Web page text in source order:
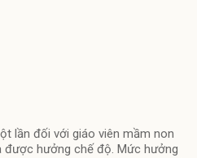
lần đối với giáo viên mầm non
hưởng chế độ. Mức hưởng